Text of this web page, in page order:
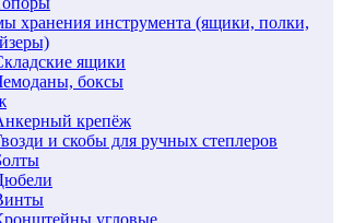
хранения инструмента (ящики, полки,
ящики
боксы
крепёж
и скобы для ручных степлеров
угловые